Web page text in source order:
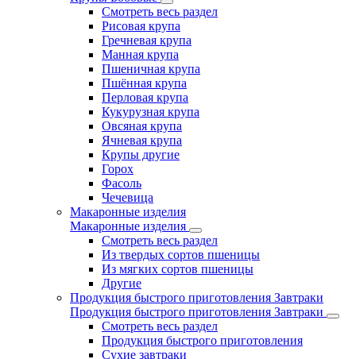
Смотреть весь раздел
Рисовая крупа
Гречневая крупа
Манная крупа
Пшеничная крупа
Пшённая крупа
Перловая крупа
Кукурузная крупа
Овсяная крупа
Ячневая крупа
Крупы другие
Горох
Фасоль
Чечевица
Макаронные изделия
Макаронные изделия
Смотреть весь раздел
Из твердых сортов пшеницы
Из мягких сортов пшеницы
Другие
Продукция быстрого приготовления Завтраки
Продукция быстрого приготовления Завтраки
Смотреть весь раздел
Продукция быстрого приготовления
Сухие завтраки